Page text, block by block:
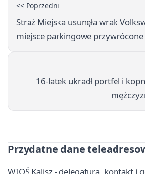
<< Poprzedni
Straż Miejska usunęła wrak
miejsce parkingowe przywrócone
16-latek ukradł portfel i
Przydatne dane
WIOŚ Kalisz - delegatura, kontakt i